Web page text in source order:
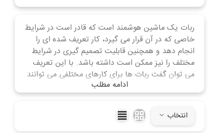
ربات یک ماشین هوشمند است که قادر است در شرایط
خاصی که در آن قرار می گیرد، کار تعریف شده ای را
انجام دهد و همچنین قابلیت تصمیم گیری در شرایط
مختلف را نیز ممکن است داشته باشد. با این تعریف
می توان گفت ربات ها برای کارهای مختلفی می توانند
تعریف و ساخته شوند مانند کارهایی که انجام آن برای
انسان غیرممکن یا دشوار باشد.
ادامه مطلب
انتخاب